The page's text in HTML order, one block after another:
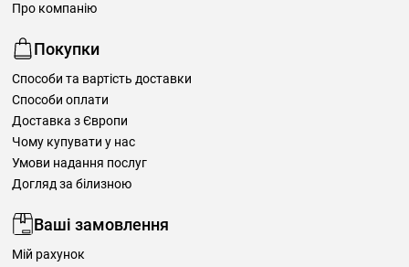
Про компанію
Покупки
Способи та вартість доставки
Способи оплати
Доставка з Європи
Чому купувати у нас
Умови надання послуг
Догляд за білизною
Ваші замовлення
Мій рахунок